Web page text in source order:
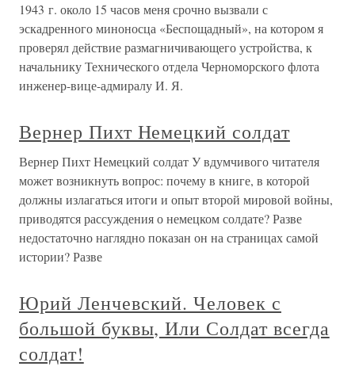
1943 г. около 15 часов меня срочно вызвали с
эскадренного миноносца «Беспощадный», на котором я
проверял действие размагничивающего устройства, к
начальнику Технического отдела Черноморского флота
инженер-вице-адмиралу И. Я.
Вернер Пихт Немецкий солдат
Вернер Пихт Немецкий солдат У вдумчивого читателя
может возникнуть вопрос: почему в книге, в которой
должны излагаться итоги и опыт второй мировой войны,
приводятся рассуждения о немецком солдате? Разве
недостаточно наглядно показан он на страницах самой
истории? Разве
Юрий Ленчевский. Человек с
большой буквы, Или Солдат всегда
солдат!